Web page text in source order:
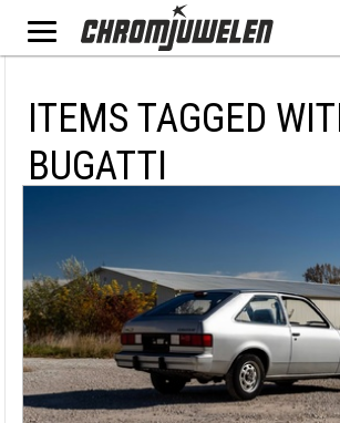
ITEMS TAGGED
BUGATTI